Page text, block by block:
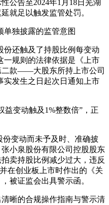
公告至2024年1月18日芜湖
就足以触发监管处罚。
单独披露的监管意图
份还触及了持股比例每变动
一规则的法律依据是《上市
二款——大股东所持上市公司
实发生之日起次日通知上市
益变动触及1%整数倍”，正
份变动而未予及时、准确披
小泉股份有限公司控股股东
卖持股比例减少过大，违反
在创业板上市时作出的《关
被证监会出具警示函。
晰的合规操作指南与警示清